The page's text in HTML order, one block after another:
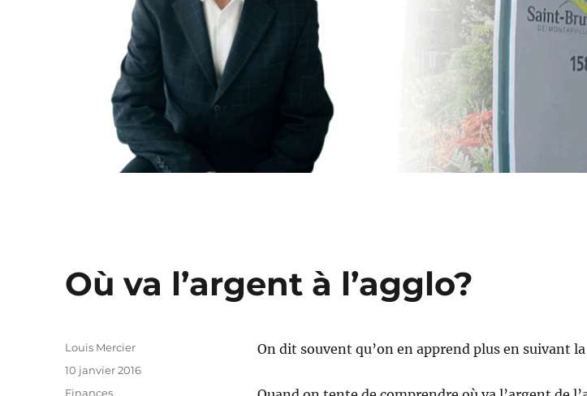
Où va l’argent à l’agglo?
On dit souvent qu’on en apprend plus en suivant
Auteur
Louis Mercier
Publié
le
10 janvier 2016
Catégories
Finances